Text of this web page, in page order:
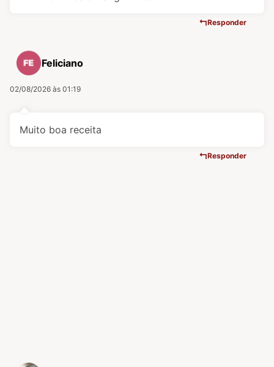
Responder
Feliciano
02/08/2026 às 01:19
Muito boa receita
Responder